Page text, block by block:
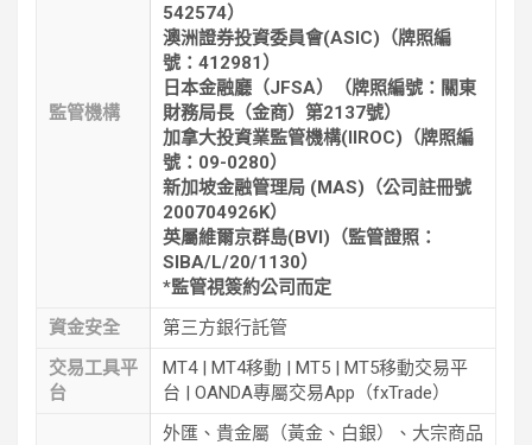
監管機構
542574）
澳洲證券投資委員會(ASIC)（牌照編
號：412981）
日本金融廳（JFSA）（牌照編號：關東
財務局長（金商）第2137號）
加拿大投資業監管機構(IIROC)（牌照編
號：09-0280）
新加坡金融管理局 (MAS)（公司註冊號
200704926K）
英屬維爾京群島(BVI)（監管證照：
SIBA/L/20/1130）
*監管視簽約公司而定
資金安全
第三方銀行託管
交易工具平
台
MT4 | MT4移動 | MT5 | MT5移動交易平
台 | OANDA專屬交易App（fxTrade）
外匯、貴金屬（黃金、白銀）、大宗商品